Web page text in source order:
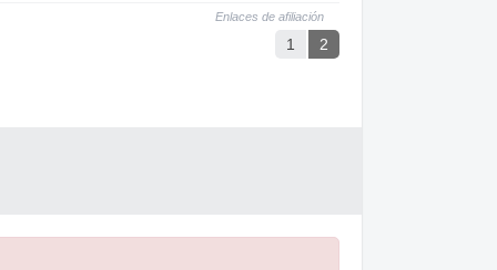
Enlaces de afiliación
1 2